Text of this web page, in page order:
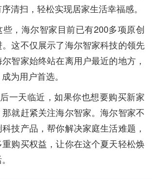
清扫，轻松实现居家生活幸福感。
，海尔智家目前已有200多项原创
这不仅展示了海尔智家科技的领先
智家始终站在离用户最近的地方，
为用户首选。
一天临近，如果你也想要购买新家
就赶紧关注海尔智家。海尔智家不
技产品，帮你解决家庭生活难题，
购买权益，让你在这个夏天轻松焕